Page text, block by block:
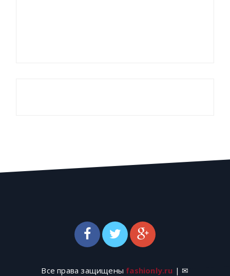
Все права защищены fashionly.ru | ✉